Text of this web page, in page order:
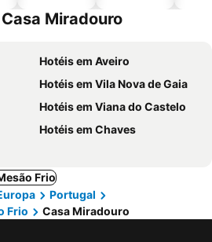
Miradouro
Hotéis em Aveiro
Hotéis em Vila Nova de Gaia
Hotéis em Viana do Castelo
Hotéis em Chaves
Frio
Portugal
Frio Casa Miradouro